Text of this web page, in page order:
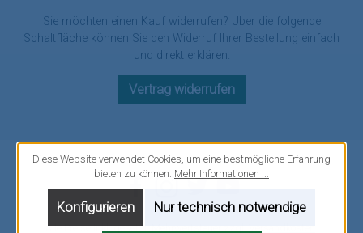
Sie möchten einen Kauf widerrufen? Über die folgende
Schaltfläche können Sie den Widerruf Ihrer Bestellung einfach
und direkt erklären.
Vertrag widerrufen
Facebook
Alle Preise inkl. gesetzl. Mehrwertsteuer zzgl.Versandkosten
Diese Website verwendet Cookies, um eine bestmögliche Erfahrung
bieten zu können. Mehr Informationen ...
Nur technisch notwendige
Konfigurieren